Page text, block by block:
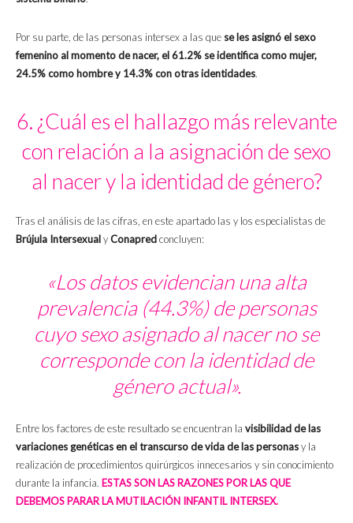
Por su parte, de las personas intersex a las que se les asignó el sexo
femenino al momento de nacer, el 61.2% se identifica como mujer,
24.5% como hombre y 14.3% con otras identidades.
6. ¿Cuál es el hallazgo más relevante
con relación a la asignación de sexo
al nacer y la identidad de género?
Tras el análisis de las cifras, en este apartado las y los especialistas de
Brújula IntersexualyConapredconcluyen:
«Los datos evidencian una alta
prevalencia (44.3%) de personas
cuyo sexo asignado al nacer no se
corresponde con la identidad de
género actual».
Entre los factores de este resultado se encuentran la visibilidad de las
variaciones genéticas en el transcurso de vida de las personasy la
realización de procedimientos quirúrgicos innecesarios y sin conocimiento
durante la infancia. ESTAS SON LAS RAZONES POR LAS QUE
DEBEMOS PARAR LA MUTILACIÓN INFANTIL INTERSEX.